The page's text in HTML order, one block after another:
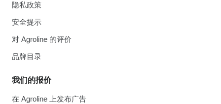
隐私政策
安全提示
对 Agroline 的评价
品牌目录
我们的报价
在 Agroline 上发布广告